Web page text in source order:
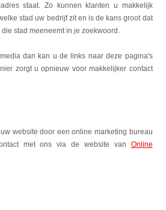
staat. Zo kunnen klanten u makkelijk
stad uw bedrijf zit en is de kans groot dat
stad meeneemt in je zoekwoord.
dan kan u de links naar deze pagina's
zorgt u opnieuw voor makkelijker contact
website door een online marketing bureau
met ons via de website van Online